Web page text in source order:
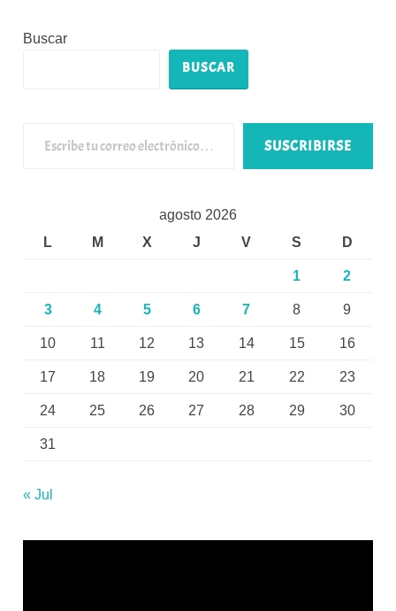
Buscar
BUSCAR
SUSCRIBIRSE
agosto 2026
L
M X J V S D
1 2
3 4 5 6 7 8 9
10 11 12 13 14 15 16
17 18 19 20 21 22 23
24 25 26 27 28 29 30
31
« Jul